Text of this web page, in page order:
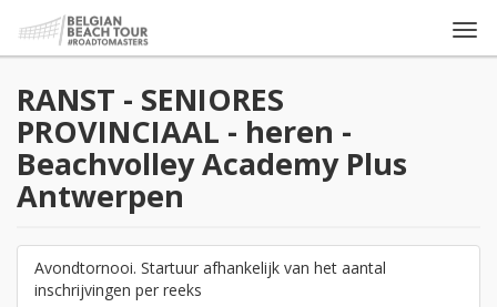
RANST - SENIORES
PROVINCIAAL - heren -
Beachvolley Academy Plus
Antwerpen
Avondtornooi. Startuur afhankelijk van het aantal
inschrijvingen per reeks